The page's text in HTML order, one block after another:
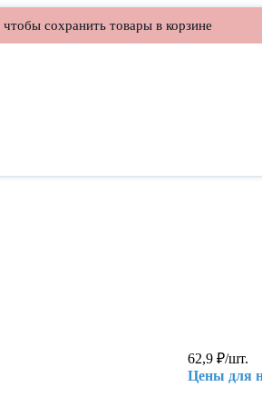
чтобы сохранить товары в корзине
62,9₽/шт.
Цены для